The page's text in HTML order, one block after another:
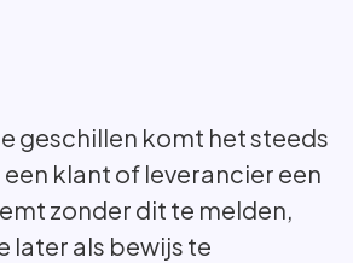
geschillen komt het steeds
klant of leverancier een
zonder dit te melden,
later als bewijs te